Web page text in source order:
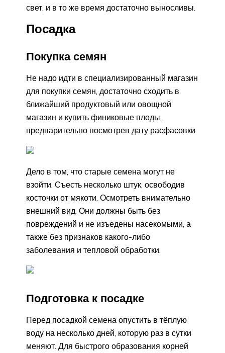
свет, и в то же время достаточно выносливы.
Посадка
Покупка семян
Не надо идти в специализированный магазин
для покупки семян, достаточно сходить в
ближайший продуктовый или овощной
магазин и купить финиковые плоды,
предварительно посмотрев дату расфасовки.
Дело в том, что старые семена могут не
взойти. Съесть несколько штук, освободив
косточки от мякоти. Осмотреть внимательно
внешний вид. Они должны быть без
повреждений и не изъедены насекомыми, а
также без признаков какого-либо
заболевания и тепловой обработки.
Подготовка к посадке
Перед посадкой семена опустить в тёплую
воду на несколько дней, которую раз в сутки
меняют. Для быстрого образования корней